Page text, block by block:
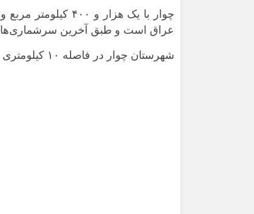
عراق است و طبق آخرین سرشماری‌ها ۲۸ هزار نفر ساکن و شناور ساکن این بخش هستند.
شهرستان چوار در فاصله ۱۰ کیلومتری ایلام واقع است./ایرنا